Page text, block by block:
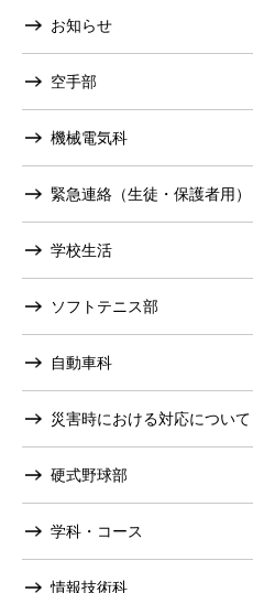
お知らせ
空手部
機械電気科
緊急連絡（生徒・保護者用）
学校生活
ソフトテニス部
自動車科
災害時における対応について
硬式野球部
学科・コース
情報技術科